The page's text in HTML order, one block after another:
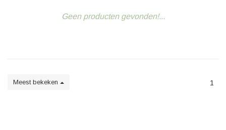
Geen producten gevonden!...
Meest bekeken 1